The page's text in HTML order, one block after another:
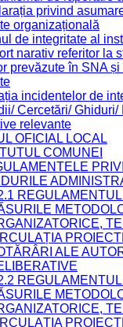
privind
organizațională
de integritate al
narativ referitor la
prevăzute în SNA
incidentelor de
Cercetări/ Ghiduri/
relevante
OFICIAL LOCAL
COMUNEI
ALE